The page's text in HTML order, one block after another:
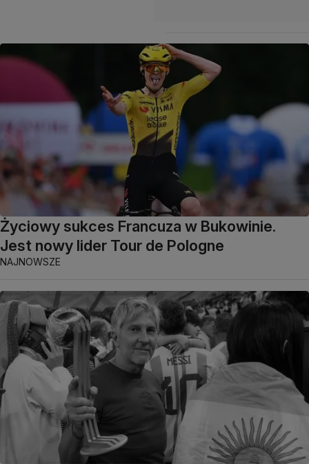
Życiowy sukces Francuza w Bukowinie.
Jest nowy lider Tour de Pologne
NAJNOWSZE